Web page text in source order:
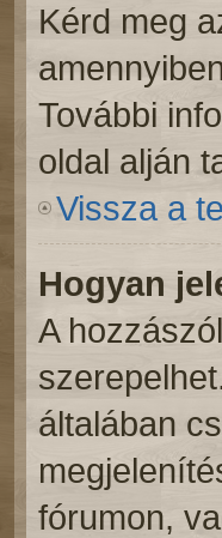
Kérd meg
További
oldal alján
Vissza a
Hogyan
A
általában
fórumon,